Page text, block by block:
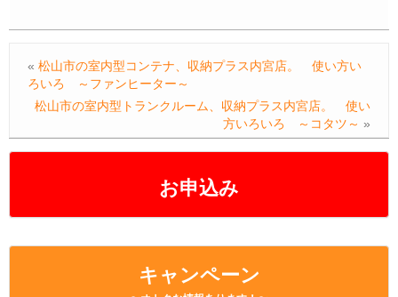
お申込み
キャンペーン
c
b
o
o
tt
e
ail e
a
p
Li
n
k
« 松山市の室内型コンテナ、収納プラス内宮店。 使い方い
ろいろ ～ファンヒーター～
松山市の室内型トランクルーム、収納プラス内宮店。 使い
方いろいろ ～コタツ～ »